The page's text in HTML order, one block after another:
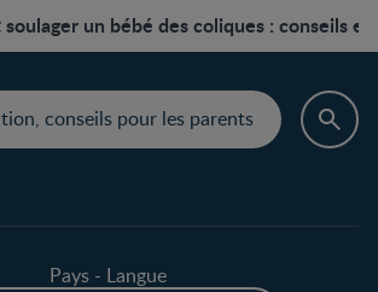
un bébé des coliques : conseils et
Pays - Langue